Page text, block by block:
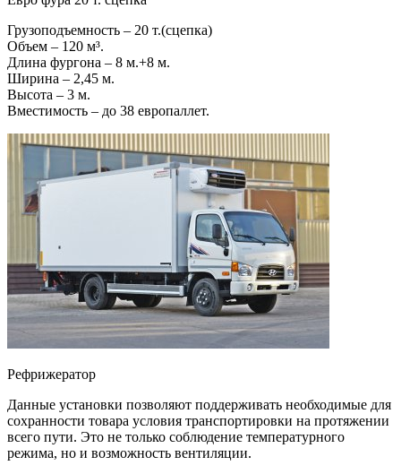
Грузоподъемность – 20 т.(сцепка)
Объем – 120 м³.
Длина фургона – 8 м.+8 м.
Ширина – 2,45 м.
Высота – 3 м.
Вместимость – до 38 европаллет.
Рефрижератор
Данные установки позволяют поддерживать необходимые для
сохранности товара условия транспортировки на протяжении
всего пути. Это не только соблюдение температурного
режима, но и возможность вентиляции.